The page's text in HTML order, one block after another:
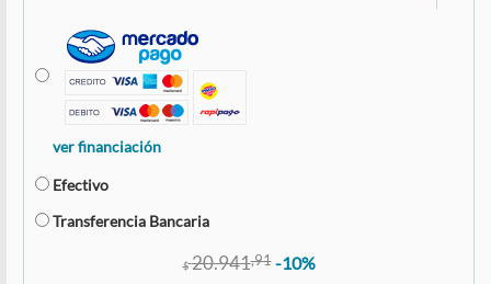
ver financiación
Efectivo
Transferencia Bancaria
$ 20.941,91 -10%